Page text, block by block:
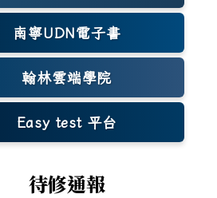
南寧UDN電子書
翰林雲端學院
Easy test 平台
(另開新視窗)
待修通報